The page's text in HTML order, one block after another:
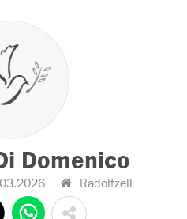
Domenico
Radolfzell